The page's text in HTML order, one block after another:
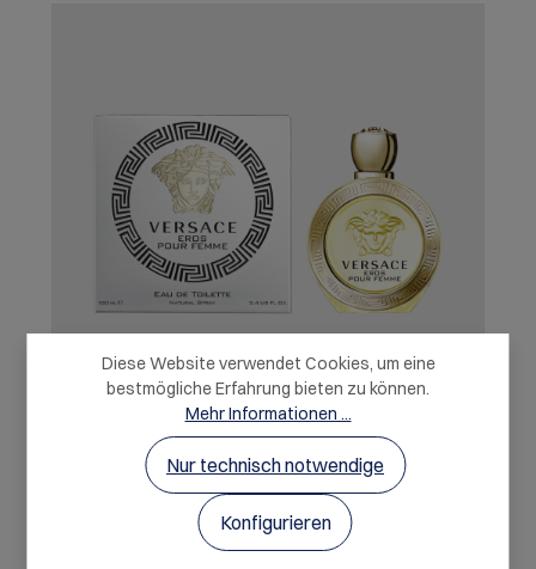
Versace Eros Pour Femme Eau de Toilette
Die absolute Verkörperung weiblicher Verlockung,
Diese Website verwendet Cookies, um eine
bestmögliche Erfahrung bieten zu können.
Mehr Informationen ...
Nur technisch notwendige
Konfigurieren